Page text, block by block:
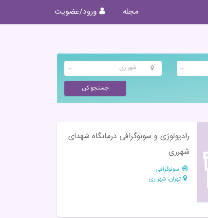
مجله ورود/عضویت
شهر ری
جستجو کن
رادیولوژی و سونوگرافی درمانگاه شهدای
شهرری
سونوگرافی
تهران، شهر ری